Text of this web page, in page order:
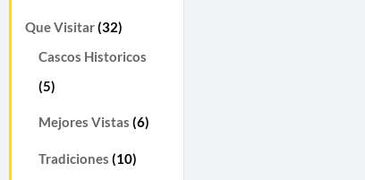
Que Visitar(32)
Cascos Historicos
(5)
Mejores Vistas (6)
Tradiciones (10)